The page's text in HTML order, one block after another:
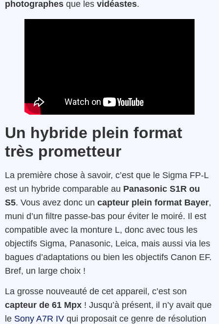
photographes que les vidéastes.
Un hybride plein format
très prometteur
La première chose à savoir, c’est que le Sigma FP-L
est un hybride comparable au Panasonic S1R ou
S5. Vous avez donc un capteur plein format Bayer,
muni d’un filtre passe-bas pour éviter le moiré. Il est
compatible avec la monture L, donc avec tous les
objectifs Sigma, Panasonic, Leica, mais aussi via les
bagues d’adaptations ou bien les objectifs Canon EF.
Bref, un large choix !
La grosse nouveauté de cet appareil, c’est son
capteur de 61 Mpx ! Jusqu’à présent, il n’y avait que
le Sony A7R IV qui proposait ce genre de résolution